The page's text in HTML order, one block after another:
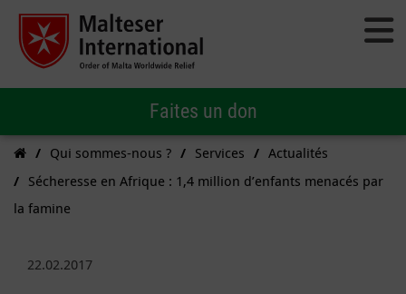
Faites un don
Qui sommes-nous ? Services
Actualités
Sécheresse en Afrique : 1,4 million d’enfants menacés par
la famine
22.02.2017